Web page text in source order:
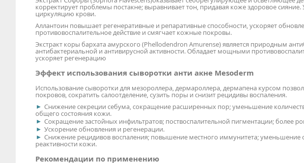
корректирует проблемы постакне; выравнивает тон, придавая коже здоровое
циркуляцию крови.
Аллантоин повышает регенеративные и репаративные способности, ускоряет
противовоспалительное действие и смягчает кожные покровы.
Экстракт коры бархата амурского (Phellodendron Amurense) является природным
антибактериальной и антивирусной активности. Обладает мощными
ускоряет регенерацию
Эффект использования сыворотки анти акне Mesoderm
Использование сыворотки для мезороллера, дермароллера, дермапена курсом
покровов, сократить салоотделение, сузить поры и снизит рецидивы воспаления.
Снижение секреции себума, сокращение расширенных пор; уменьшение
общего состояния кожи.
Сокращение застойных инфильтратов; поствоспалительной пигментации; более
Ускорение обновления и регенерации.
Снижение рецидивов воспаления; повышение местного иммунитета; уменьшение
реактивности кожи.
Рекомендации по применению